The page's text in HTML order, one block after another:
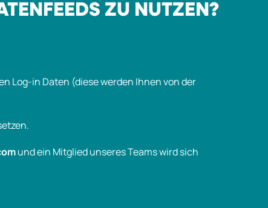
ZU NUTZEN?
Log-in Daten (diese werden Ihnen von der
und ein Mitglied unseres Teams wird sich